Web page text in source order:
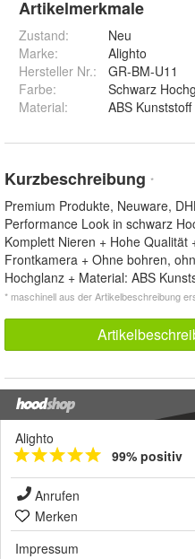
Artikelmerkmale
Zustand:
Neu
Marke:
Alighto
Hersteller Nr.:
GR-BM-U11
Farbe:
Schwarz
Material: ABS Kunststoff
Kurzbeschreibung *
Premium Produkte, Neuware,
Performance Look in schwarz
Komplett Nieren + Hohe
Frontkamera + Ohne bohren,
Hochglanz + Material: ABS
* maschinell aus der Artikelbeschreibung
Alighto
99% positiv
Anrufen
Merken
Impressum